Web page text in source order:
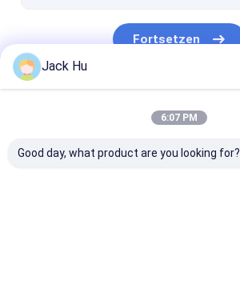
Flughafentransfer-Bus
Fortsetzen
Jack Hu
6:07 PM
Good day, what product are you looking for?